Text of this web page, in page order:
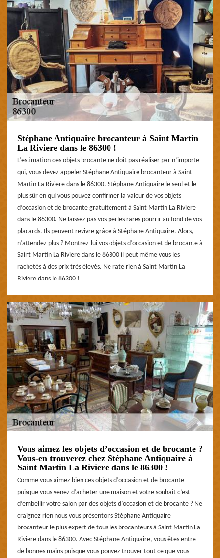
Stéphane Antiquaire brocanteur à Saint Martin
La Riviere dans le 86300 !
L’estimation des objets brocante ne doit pas réaliser par n’importe
qui, vous devez appeler Stéphane Antiquaire brocanteur à Saint
Martin La Riviere dans le 86300. Stéphane Antiquaire le seul et le
plus sûr en qui vous pouvez confirmer la valeur de vos objets
d’occasion et de brocante gratuitement à Saint Martin La Riviere
dans le 86300. Ne laissez pas vos perles rares pourrir au fond de vos
placards. Ils peuvent revivre grâce à Stéphane Antiquaire. Alors,
n’attendez plus ? Montrez-lui vos objets d’occasion et de brocante à
Saint Martin La Riviere dans le 86300 il peut même vous les
rachetés à des prix très élevés. Ne rate rien à Saint Martin La
Riviere dans le 86300 !
Vous aimez les objets d’occasion et de brocante ?
Vous-en trouverez chez Stéphane Antiquaire à
Saint Martin La Riviere dans le 86300 !
Comme vous aimez bien ces objets d’occasion et de brocante
puisque vous venez d’acheter une maison et votre souhait c’est
d’embellir votre salon par des objets d’occasion et de brocante ? Ne
craignez rien nous vous présentons Stéphane Antiquaire
brocanteur le plus expert de tous les brocanteurs à Saint Martin La
Riviere dans le 86300. Avec Stéphane Antiquaire, vous êtes entre
de bonnes mains puisque vous pouvez trouver tout ce que vous